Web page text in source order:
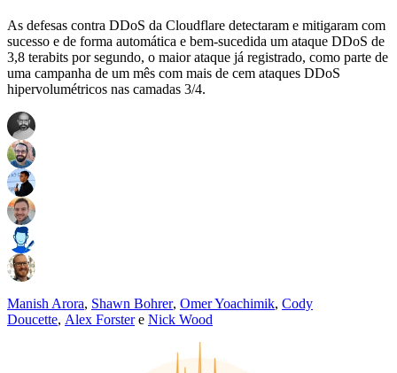
As defesas contra DDoS da Cloudflare detectaram e mitigaram com
sucesso e de forma automática e bem-sucedida um ataque DDoS de
3,8 terabits por segundo, o maior ataque já registrado, como parte de
uma campanha de um mês com mais de cem ataques DDoS
hipervolumétricos nas camadas 3/4.
Manish Arora, Shawn Bohrer, Omer Yoachimik, Cody
Doucette, Alex Forstere Nick Wood